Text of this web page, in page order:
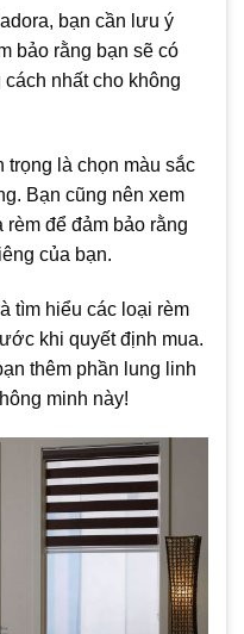
bạn cần lưu ý
bảo rằng bạn sẽ có
nhất cho không
trọng là chọn màu sắc
Bạn cũng nên xem
để đảm bảo rằng
của bạn.
tìm hiểu các loại rèm
khi quyết định mua.
thêm phần lung linh
minh này!